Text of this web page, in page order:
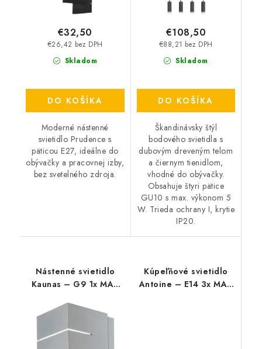
Skladom
€26,42 bez DPH
€32,50
DO KOŠÍKA
Moderné nástenné
svietidlo Prudence s
päticou E27, ideálne do
obývačky a pracovnej izby,
bez svetelného zdroja.
Skladom
€88,21 bez DPH
€108,50
DO KOŠÍKA
Škandinávsky štýl
bodového svietidla s
dubovým dreveným telom
a čiernym tienidlom,
vhodné do obývačky.
Obsahuje štyri pätice
GU10 s max. výkonom 5
W. Trieda ochrany I, krytie
IP20.
Nástenné svietidlo
Kaunas – G9 1x MAX
Kúpeľňové svietidlo
Antoine – E14 3x MAX